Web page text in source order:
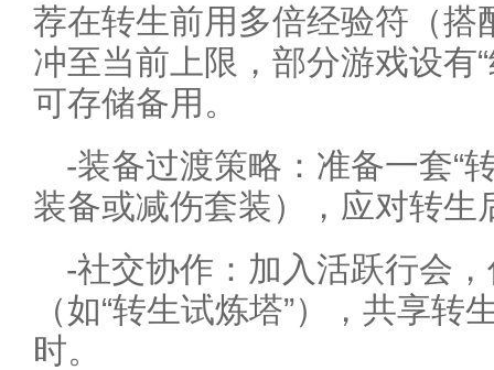
荐在转生前用多倍经验符（搭
冲至当前上限，部分游戏设有
可存储备用。
-装备过渡策略：准备一套“
装备或减伤套装），应对转生
-社交协作：加入活跃行会
（如“转生试炼塔”），共享
时。